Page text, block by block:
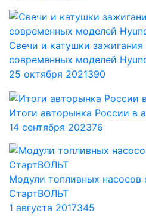
Свечи и катушки зажигания
современных моделей
25 октября 2021390
Итоги авторынка России в
14 сентября 202376
Модули топливных насосов
СтартВОЛЬТ
1 августа 2017345